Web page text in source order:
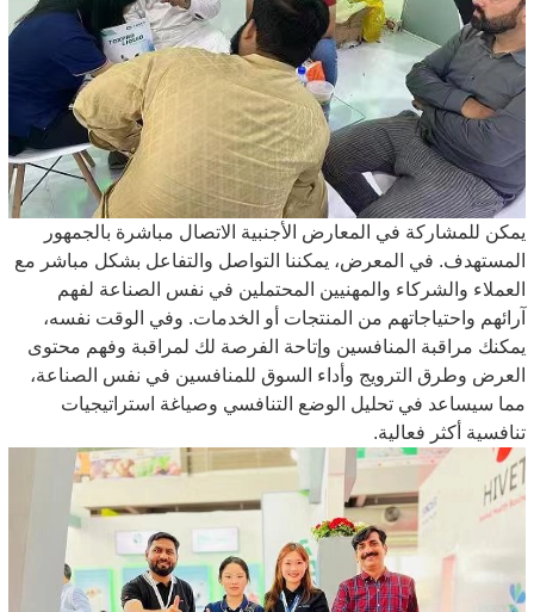
يمكن للمشاركة في المعارض الأجنبية الاتصال مباشرة بالجمهور
المستهدف. في المعرض، يمكننا التواصل والتفاعل بشكل مباشر مع
العملاء والشركاء والمهنيين المحتملين في نفس الصناعة لفهم
آرائهم واحتياجاتهم من المنتجات أو الخدمات. وفي الوقت نفسه،
يمكنك مراقبة المنافسين وإتاحة الفرصة لك لمراقبة وفهم محتوى
العرض وطرق الترويج وأداء السوق للمنافسين في نفس الصناعة،
مما سيساعد في تحليل الوضع التنافسي وصياغة استراتيجيات
تنافسية أكثر فعالية.